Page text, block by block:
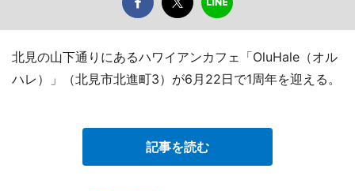
北見の山下通りにあるハワイアンカフェ「OluHale（オル
ハレ）」（北見市北進町3）が6月22日で1周年を迎える。
記事を読む